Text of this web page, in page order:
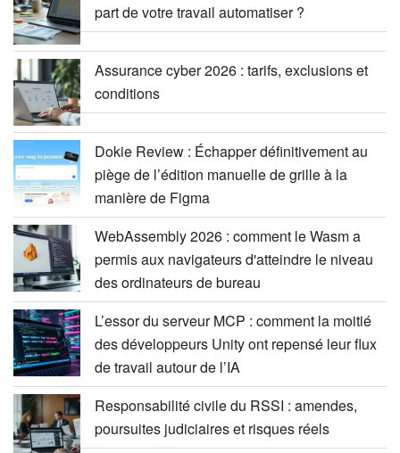
part de votre travail automatiser ?
Assurance cyber 2026 : tarifs, exclusions et
conditions
Dokie Review : Échapper définitivement au
piège de l’édition manuelle de grille à la
manière de Figma
WebAssembly 2026 : comment le Wasm a
permis aux navigateurs d'atteindre le niveau
des ordinateurs de bureau
L’essor du serveur MCP : comment la moitié
des développeurs Unity ont repensé leur flux
de travail autour de l’IA
Responsabilité civile du RSSI : amendes,
poursuites judiciaires et risques réels